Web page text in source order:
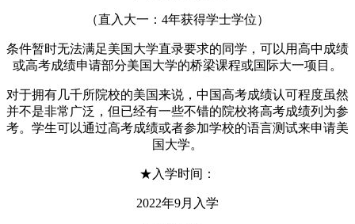
（直入大一：4年获得学士学位）
条件暂时无法满足美国大学直录要求的同学，可以用高中成绩
或高考成绩申请部分美国大学的桥梁课程或国际大一项目。
对于拥有几千所院校的美国来说，中国高考成绩认可程度虽然
并不是非常广泛，但已经有一些不错的院校将高考成绩列为参
考。学生可以通过高考成绩或者参加学校的语言测试来申请美
国大学。
★入学时间：
2022年9月入学